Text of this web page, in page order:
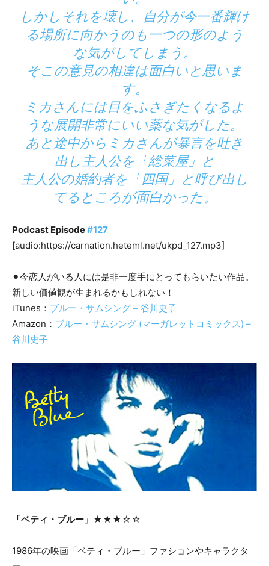
しかしそれを壊し、自分が今一番輝け
る場所に向かうのも一つの形のよう
な気がしてしまう。
そこの意見の相違は面白いと思いま
す。
ミカさんには目をふさぎたくなるよ
うな展開非常にいい薬な気がした。
あと途中からミカさんが暴言を吐き
出し主人公を「総菜屋」と
主人公の婚約者を「四国」と呼び出し
てるところが面白かった。
Podcast Episode#127
[audio:https://carnation.heteml.net/ukpd_127.mp3]
⚫︎今恋人がいる人には是非一度手にとってもらいたい作品。
新しい価値観が生まれるかもしれない！
iTunes： ブルー・サムシング – 谷川史子
Amazon： ブルー・サムシング (マーガレットコミックス) –
谷川史子
「ベティ・ブルー」 ★★★☆☆
1986年の映画「ベティ・ブルー」ファションやキャラクタ